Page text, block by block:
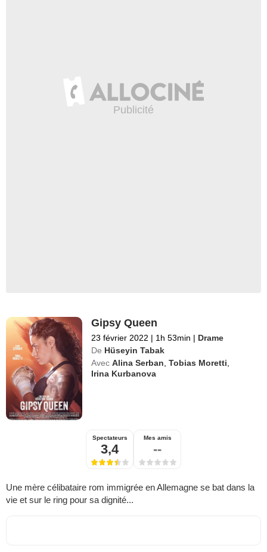
Gipsy Queen
23 février 2022 | 1h 53min | Drame
De Hüseyin Tabak
Avec Alina Serban ,Tobias Moretti
Irina Kurbanova
Spectateurs
3,4
Mes amis
--
Une mère célibataire rom immigrée en Allemagne se bat dans la
vie et sur le ring pour sa dignité...